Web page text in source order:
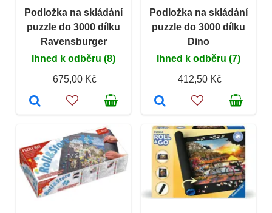
Podložka na skládání
puzzle do 3000 dílku
Ravensburger
Ihned k odběru (8)
675,00 Kč
Podložka na skládání
puzzle do 3000 dílku
Dino
Ihned k odběru (7)
412,50 Kč